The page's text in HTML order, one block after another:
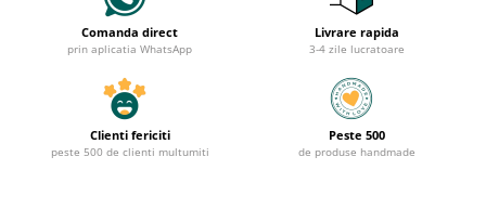
Comanda direct
prin aplicatia WhatsApp
Livrare rapida
3-4 zile lucratoare
Clienti fericiti
peste 500 de clienti multumiti
Peste 500
de produse handmade